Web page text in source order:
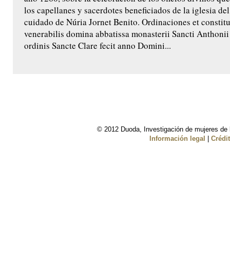
los capellanes y sacerdotes beneficiados de la iglesia
cuidado de Núria Jornet Benito. Ordinaciones et
venerabilis domina abbatissa monasterii Sancti
ordinis Sancte Clare fecit anno Domini...
© 2012 Duoda, Investigación de mujeres
Información legal